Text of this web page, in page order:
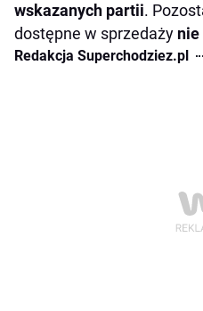
wskazanych partii.
dostępne w sprzedaży nie
Redakcja Superchodziez.pl